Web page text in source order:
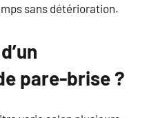
sans détérioration.
pare-brise ?